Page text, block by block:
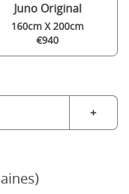
Juno Original
160cm X 200cm
€940
+